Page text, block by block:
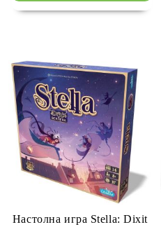
Настолна игра Stella: Dixit